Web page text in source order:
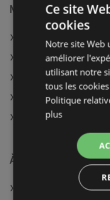
Magasins GiFi à :
GiFi à Die
GiFi à Saint-Julien-
GiFi à Boulogne-
GiFi à Senlis
GiFi à Saint-Jean-
À découvrir aussi
Ce site
cookies
Notre site Web
améliorer
utilisant notre
tous les
Politique
plus